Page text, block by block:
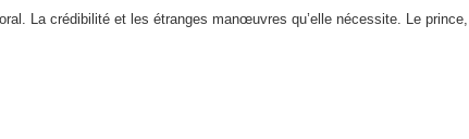
La crédibilité et les étranges manœuvres qu’elle néces­site. Le prince,